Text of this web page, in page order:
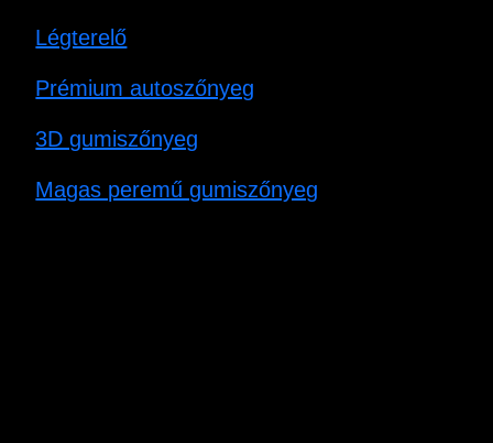
Légterelő
Prémium autoszőnyeg
3D gumiszőnyeg
Magas peremű gumiszőnyeg